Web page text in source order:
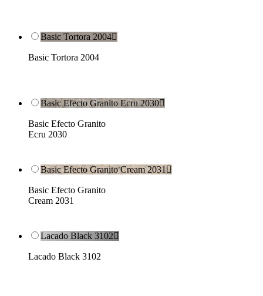
Basic Tortora 2004
Basic Tortora 2004
Basic Efecto Granito Ecru 2030
Basic Efecto Granito
Ecru 2030
Basic Efecto Granito Cream 2031
Basic Efecto Granito
Cream 2031
Lacado Black 3102
Lacado Black 3102